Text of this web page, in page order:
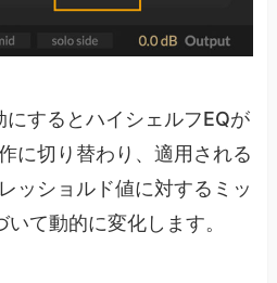
にするとハイシェルフEQが
に切り替わり、適用される
ッショルド値に対するミッ
て動的に変化します。